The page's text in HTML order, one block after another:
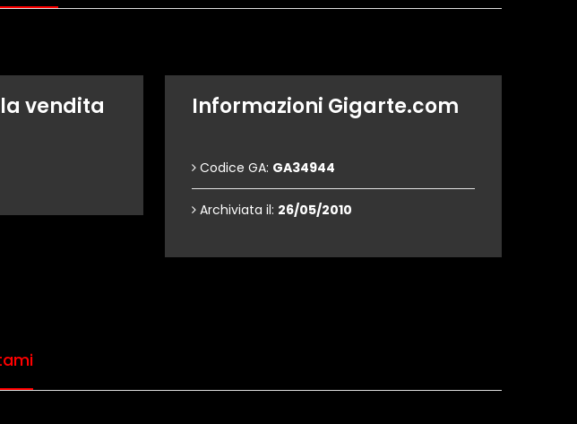
vendita Informazioni Gigarte.com
Codice GA: GA34944
Archiviata il: 26/05/2010